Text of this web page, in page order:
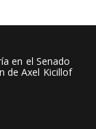
en el Senado
de Axel Kicillof